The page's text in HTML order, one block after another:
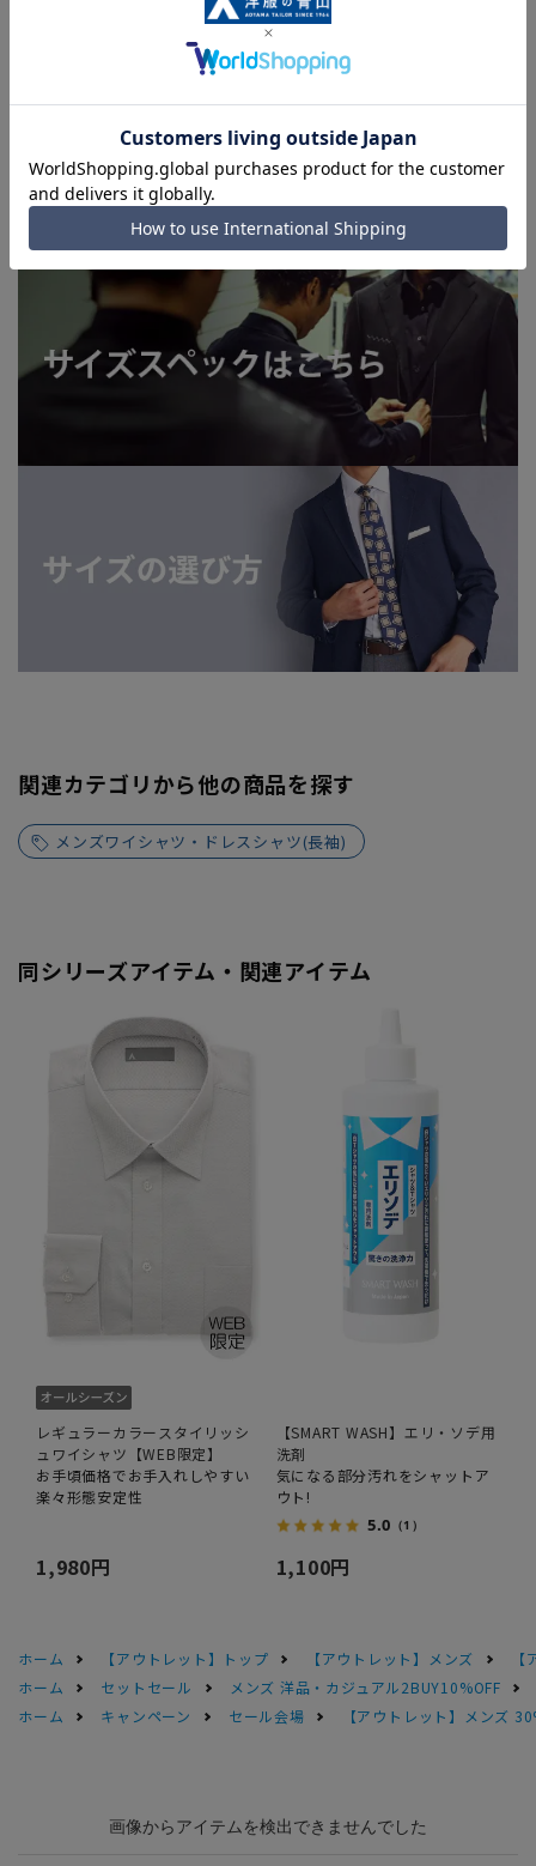
■生地や仕様・デザインにより、着用感や実際のサイズ表に若
干の誤差が生じる場合がございます。予めご了承ください。
を完了できない場合がございます。予めご了承ください。（お
急ぎ発送のご注文につきましても、ご注文のタイミングによっ
てはお急ぎ発送サービスを選択できない場合がございます。)
関連カテゴリから他の商品を探す
メンズワイシャツ・ドレスシャツ(長袖)
同シリーズアイテム・関連アイテム
レギュラーカラースタイリッシ
ュワイシャツ【WEB限定】
お手頃価格でお手入れしやすい
楽々形態安定性
1,980円
【SMART WASH】エリ・ソデ用
洗剤
気になる部分汚れをシャットア
ウト!
5.0 （1）
1,100円
ホーム 【アウトレット】トップ 【アウトレット】メンズ
ホーム
セットセール
メンズ 洋品・カジュアル2BUY10%OFF
ホーム
キャンペーン セール会場 【アウトレット】メンズ